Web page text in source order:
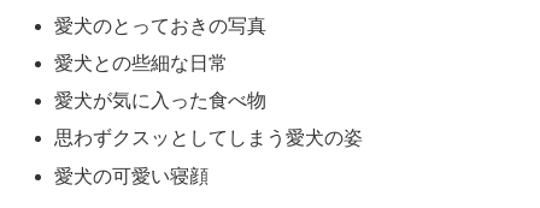
愛犬のとっておきの写真
愛犬との些細な日常
愛犬が気に入った食べ物
思わずクスッとしてしまう愛犬の姿
愛犬の可愛い寝顔